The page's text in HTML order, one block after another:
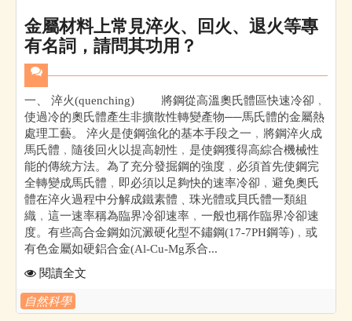
金屬材料上常見淬火、回火、退火等專
有名詞，請問其功用？
一、 淬火(quenching) 將鋼從高溫奧氏體區快速冷卻﹐
使過冷的奧氏體產生非擴散性轉變產物──馬氏體的金屬熱
處理工藝。 淬火是使鋼強化的基本手段之一﹐將鋼淬火成
馬氏體﹐隨後回火以提高韌性﹐是使鋼獲得高綜合機械性
能的傳統方法。為了充分發掘鋼的強度﹐必須首先使鋼完
全轉變成馬氏體﹐即必須以足夠快的速率冷卻﹐避免奧氏
體在淬火過程中分解成鐵素體﹑珠光體或貝氏體一類組
織﹐這一速率稱為臨界冷卻速率﹐一般也稱作臨界冷卻速
度。有些高合金鋼如沉澱硬化型不鏽鋼(17-7PH鋼等)﹐或
有色金屬如硬鋁合金(Al-Cu-Mg系合...
閱讀全文
自然科學